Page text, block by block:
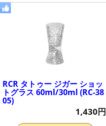
RCR タトゥー ジガー ショッ
トグラス 60ml/30ml (RC-38
05)
1,430円